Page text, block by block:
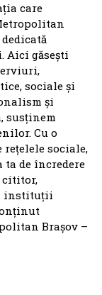
care
Aici găsești
sociale și
și
susținem
Cu o
sociale,
de încredere
cititor,
instituții
Brașov –